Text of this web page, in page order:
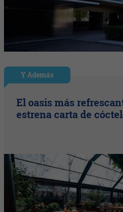
Y Además
El oasis más
estrena carta de